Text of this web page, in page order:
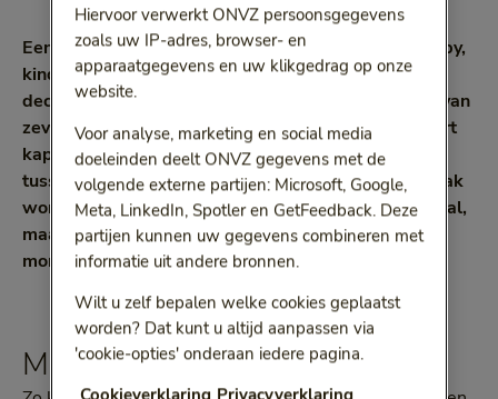
Een mensenleven wordt ingedeeld in fases (van baby,
kind en puber tot volwassene en bejaarde), in
decennia (van tieners tot tachtigers) of in periodes van
zeven jaar. De verschillende indelingen zijn een soort
kapstok om de veranderingen die we ondergaan
tussen geboorte en overlijden aan op te hangen. Vaak
worden deze uitgedrukt in termen van groei en verval,
maar op elke leeftijd is er wel iets waarin je op dat
moment beter bent dan ooit.
Milder en gelukkiger
Hiervoor verwerkt ONVZ persoonsgegevens
zoals uw IP-adres, browser- en
apparaatgegevens en uw klikgedrag op onze
website.
Voor analyse, marketing en social media
doeleinden deelt ONVZ gegevens met de
volgende externe partijen: Microsoft, Google,
Meta, LinkedIn, Spotler en GetFeedback. Deze
partijen kunnen uw gegevens combineren met
informatie uit andere bronnen.
Wilt u zelf bepalen welke cookies geplaatst
worden? Dat kunt u altijd aanpassen via
'cookie-opties' onderaan iedere pagina.